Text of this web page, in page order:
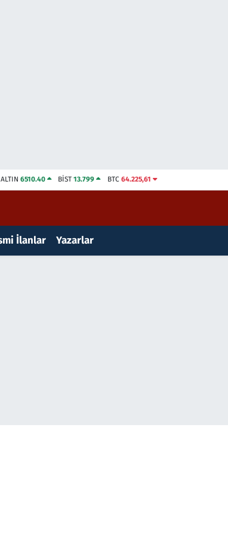
ALTIN 6510.40 BİST13.799 BTC 64.225,61
İlanlar Yazarlar